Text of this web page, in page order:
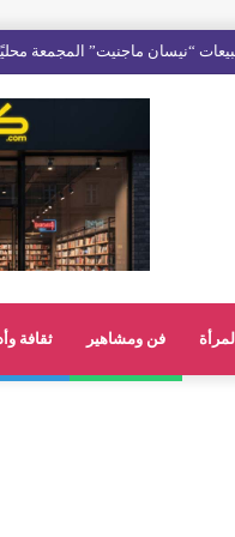
“نيسان ماجنيت” المجمعة
فن ومشاهير ثقافة